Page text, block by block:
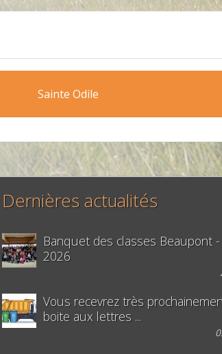
Sainte Odile
Dernières actualités
Banquet des classes Beaupont
2026
Vous recevrez très
boite aux lettres ...